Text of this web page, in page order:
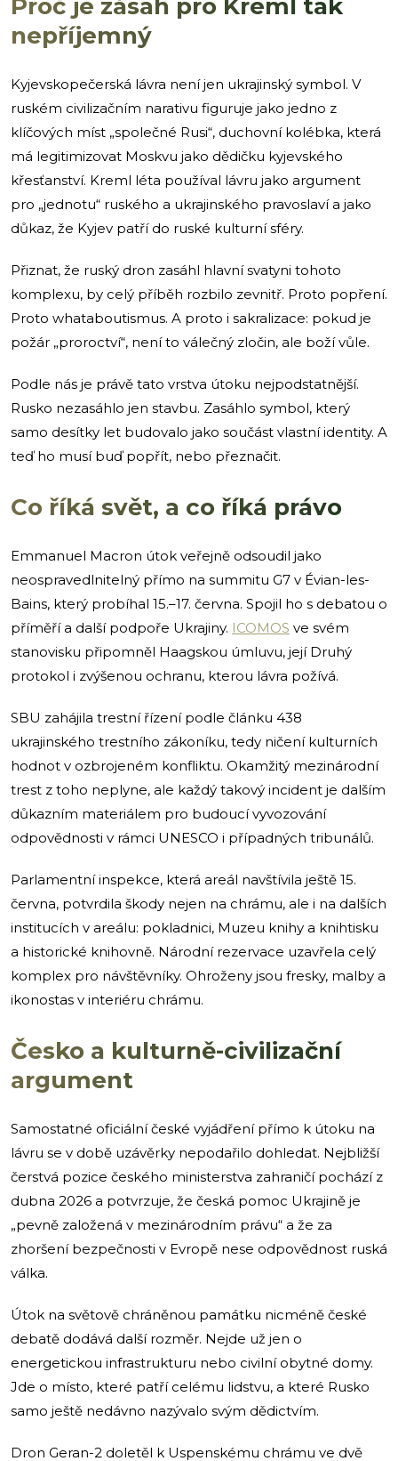
Proč je zásah pro Kreml tak
nepříjemný
Kyjevskopečerská lávra není jen ukrajinský symbol. V
ruském civilizačním narativu figuruje jako jedno z
klíčových míst „společné Rusi“, duchovní kolébka, která
má legitimizovat Moskvu jako dědičku kyjevského
křesťanství. Kreml léta používal lávru jako argument
pro „jednotu“ ruského a ukrajinského pravoslaví a jako
důkaz, že Kyjev patří do ruské kulturní sféry.
Přiznat, že ruský dron zasáhl hlavní svatyni tohoto
komplexu, by celý příběh rozbilo zevnitř. Proto popření.
Proto whataboutismus. A proto i sakralizace: pokud je
požár „proroctví“, není to válečný zločin, ale boží vůle.
Podle nás je právě tato vrstva útoku nejpodstatnější.
Rusko nezasáhlo jen stavbu. Zasáhlo symbol, který
samo desítky let budovalo jako součást vlastní identity. A
teď ho musí buď popřít, nebo přeznačit.
Co říká svět, a co říká právo
Emmanuel Macron útok veřejně odsoudil jako
neospravedlnitelný přímo na summitu G7 v Évian-les-
Bains, který probíhal 15.–17. června. Spojil ho s debatou o
příměří a další podpoře Ukrajiny. ICOMOS ve svém
stanovisku připomněl Haagskou úmluvu, její Druhý
protokol i zvýšenou ochranu, kterou lávra požívá.
SBU zahájila trestní řízení podle článku 438
ukrajinského trestního zákoníku, tedy ničení kulturních
hodnot v ozbrojeném konfliktu. Okamžitý mezinárodní
trest z toho neplyne, ale každý takový incident je dalším
důkazním materiálem pro budoucí vyvozování
odpovědnosti v rámci UNESCO i případných tribunálů.
Parlamentní inspekce, která areál navštívila ještě 15.
června, potvrdila škody nejen na chrámu, ale i na dalších
institucích v areálu: pokladnici, Muzeu knihy a knihtisku
a historické knihovně. Národní rezervace uzavřela celý
komplex pro návštěvníky. Ohroženy jsou fresky, malby a
ikonostas v interiéru chrámu.
Česko a kulturně-civilizační
argument
Samostatné oficiální české vyjádření přímo k útoku na
lávru se v době uzávěrky nepodařilo dohledat. Nejbližší
čerstvá pozice českého ministerstva zahraničí pochází z
dubna 2026 a potvrzuje, že česká pomoc Ukrajině je
„pevně založená v mezinárodním právu“ a že za
zhoršení bezpečnosti v Evropě nese odpovědnost ruská
válka.
Útok na světově chráněnou památku nicméně české
debatě dodává další rozměr. Nejde už jen o
energetickou infrastrukturu nebo civilní obytné domy.
Jde o místo, které patří celému lidstvu, a které Rusko
samo ještě nedávno nazývalo svým dědictvím.
Dron Geran-2 doletěl k Uspenskému chrámu ve dvě